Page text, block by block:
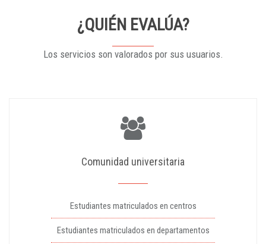
¿QUIÉN EVALÚA?
Los servicios son valorados por sus usuarios.
Comunidad universitaria
Estudiantes matriculados en centros
Estudiantes matriculados en departamentos